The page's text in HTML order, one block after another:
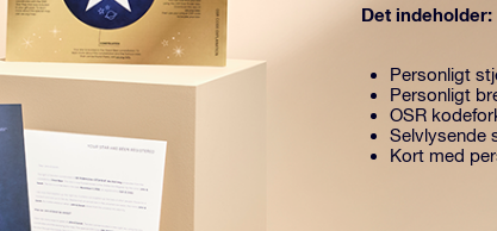
Det indeholder:
Personligt
Personligt
OSR
Selvlysende
Kort med